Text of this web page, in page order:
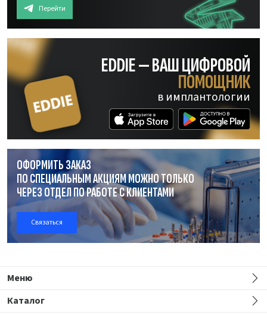
Перейти
EDDIE — ВАШ ЦИФРОВОЙ
ПОМОЩНИК
в имплантологии
ОФОРМИТЬ ЗАКАЗ
ПО СПЕЦИАЛЬНЫМ АКЦИЯМ МОЖНО ТОЛЬКО
ЧЕРЕЗ ОТДЕЛПО РАБОТЕС КЛИЕНТАМИ
Связаться
Меню
Каталог